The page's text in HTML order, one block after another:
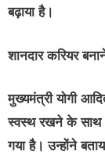
बढ़ाया है।
शानदार करियर
मुख्यमंत्री योगी
स्वस्थ रखने के साथ
गया है। उन्होंने